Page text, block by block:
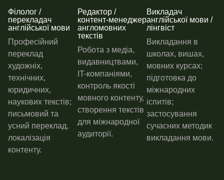
Філолог /
перекладач
англійської мови
Професійний
переклад
художніх,
технічних,
юридичних,
наукових текстів;
письмовий та
усний переклад,
локалізація
контенту.
Редактор /
контент-менеджер
англомовних
текстів
Робота з медіа,
видавництвами,
IT-компаніями,
контроль якості
мовного контенту,
створення текстів
для міжнародної
аудиторії.
Викладач
англійської мови /
лінгвіст
Викладання в
школах, вишах,
мовних курсах;
підготовка до
міжнародних
іспитів;
застосування
сучасних методик
викладання мови.